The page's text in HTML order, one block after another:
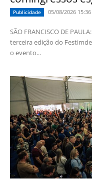
Publicidade 05/08/2026 15:36
SÃO FRANCISCO DE
terceira edição do
o evento...